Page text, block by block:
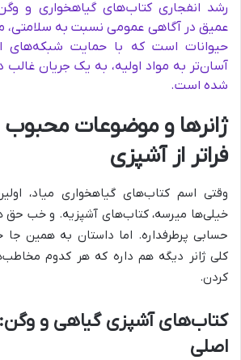
رشد انفجاری کتاب‌های گیاهخواری و
عمیق در آگاهی عمومی نسبت به
حیوانات است که با حمایت شبکه‌های
آسان‌تر به مواد اولیه، به یک جریان
شده است.
ژانرها و موضوعات محبوب
فراتر از آشپزی
وقتی اسم کتاب‌های گیاهخواری میاد،
خیلی‌ها میرسه، کتاب‌های آشپزیه. و خب حق
حسابی پرطرفداره. اما داستان به همین
کلی ژانر دیگه هم داره که هر کدوم
کردن.
کتاب‌های آشپزی گیاهی و
اصلی